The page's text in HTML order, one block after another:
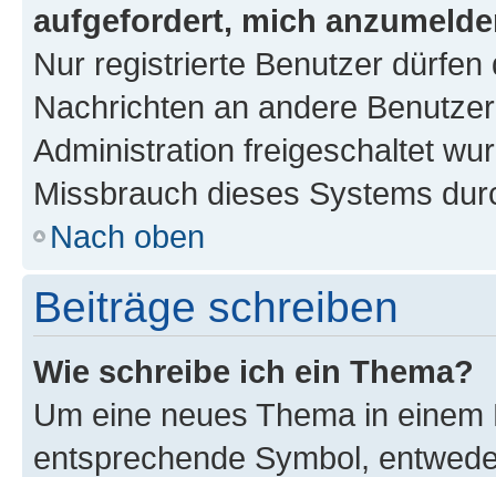
aufgefordert, mich
Nur registrierte Benutzer
Nachrichten an andere
Administration freigeschaltet
Missbrauch dieses Systems
Nach oben
Beiträge schreiben
Wie schreibe ich ein Thema?
Um eine neues Thema in
entsprechende Symbol,